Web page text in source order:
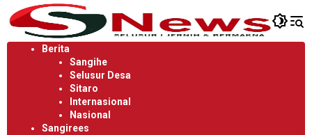
Langsung
ke
konten
Berita
Sangihe
Selusur Desa
Sitaro
Internasional
Nasional
Sangirees